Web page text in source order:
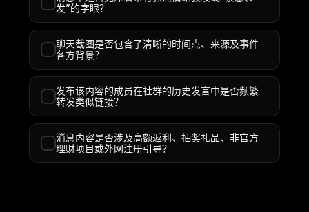
发”的字眼？
聊天截图是否包含了清晰的时间点、来源及事件
各方背景？
发布该内容的成员在社群的历史发言中是否频繁
转发类似链接？
消息内容是否涉及高额返利、抽奖礼品、非官方
理财项目或外网注册引导？